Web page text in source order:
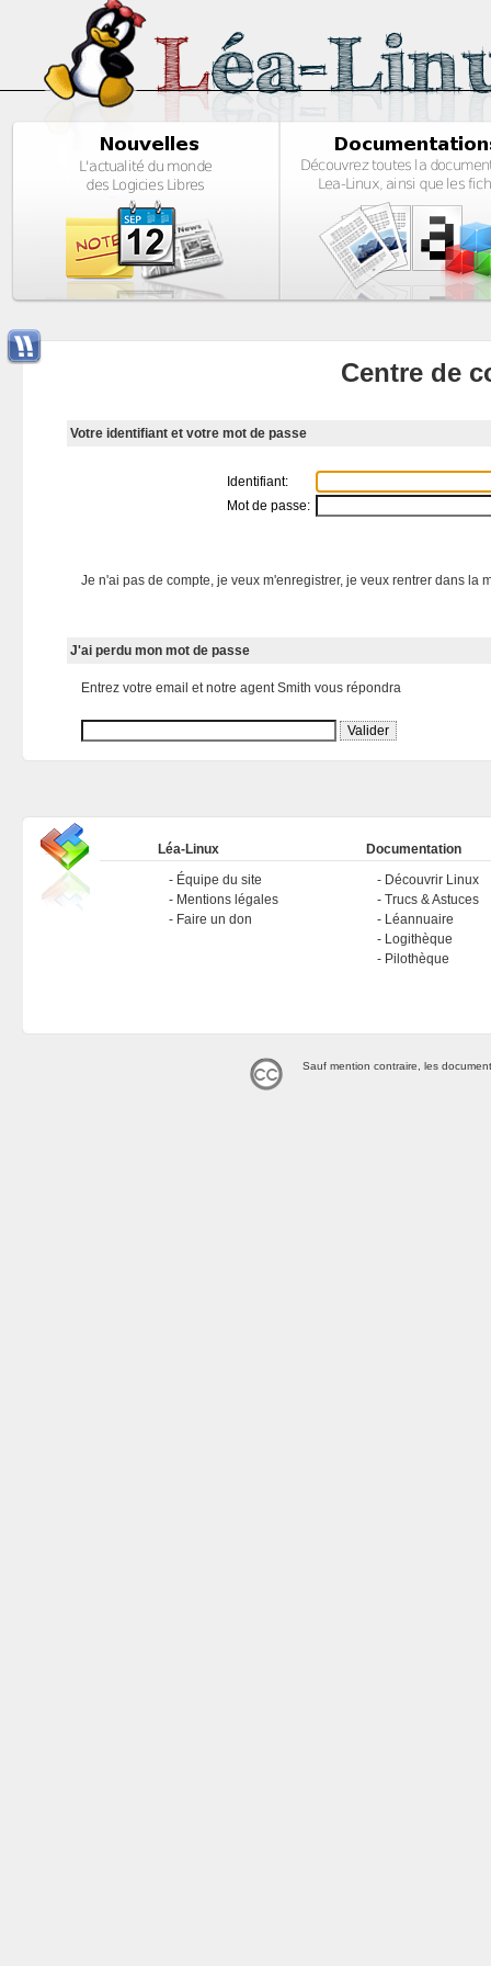
Centre de
Votre identifiant et votre mot de passe
Identifiant:
Mot de passe:
Je n'ai pas de compte, je veux m'enregistrer, je veux rentrer dans la
J'ai perdu mon mot de passe
Entrez votre email et notre agent Smith vous répondra
Léa-Linux
Équipe du site
Mentions légales
Faire un don
Documentation
Découvrir Linux
Trucs & Astuces
Léannuaire
Logithèque
Pilothèque
Sauf mention contraire, les